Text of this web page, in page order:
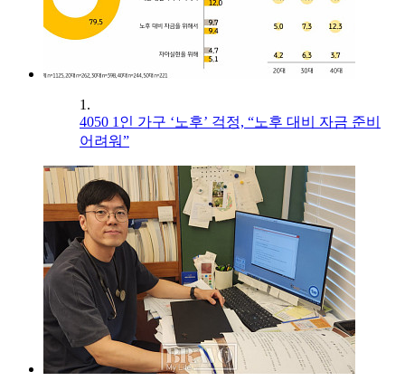
1.
4050 1인 가구 ‘노후’ 걱정, “노후 대비 자금 준비
어려워”